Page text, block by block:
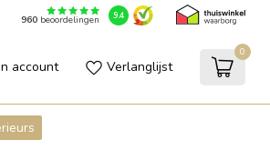
960beoordelingen 9.4
account Verlanglijst
0